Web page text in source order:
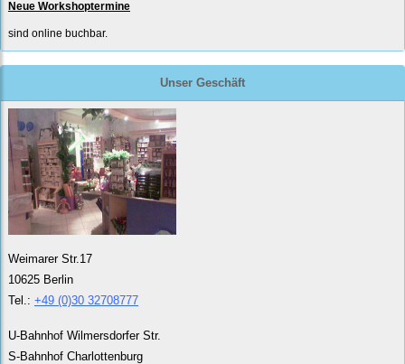
Neue Workshoptermine
sind online buchbar.
Unser Geschäft
Weimarer Str.17
10625 Berlin
Tel.: +49 (0)30 32708777
U-Bahnhof Wilmersdorfer Str.
S-Bahnhof Charlottenburg